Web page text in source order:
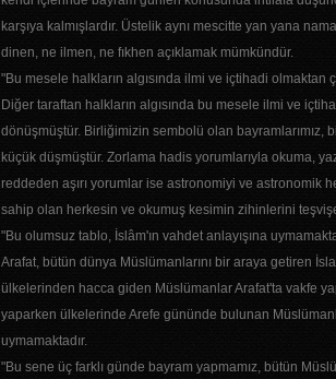
karşıya kalmışlardır. Üstelik aynı mescitte yan yana
dinen, ne ilmen, ne fıkhen açıklamak mümkündür.
"Bu mesele halkların algısında ilmi ve içtihadi olmaktan
Diğer taraftan halkların algısında bu mesele ilmi ve
dönüşmüştür. Birliğimizin sembolü olan
küçük düşmüştür. Zorlama hadis yorumlarıyla okuma,
reddeden aşırı yorumlar ise astronomiyi ve astronomik
sahip olan herkesin ve okumuş kesimin zihinlerini
"Bu olumsuz tablo, İslâm'ın vahdet anlayışına
Arafat, bütün dünya Müslümanlarını bir araya getiren
ülkelerinden hacca giden Müslümanlar Arafat'ta vakfe
yaparken ülkelerinde Arefe gününde bulunan
uymamaktadır.
"Bu sene üç farklı günde bayram yapmamız, bütün